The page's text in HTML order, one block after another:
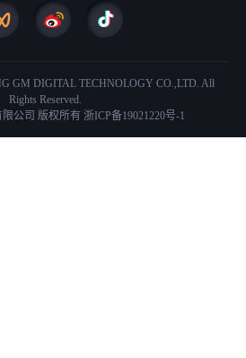
GM DIGITAL TECHNOLOGY CO.,LTD. All
Rights Reserved.
公司 版权所有 浙ICP备19021220号-1